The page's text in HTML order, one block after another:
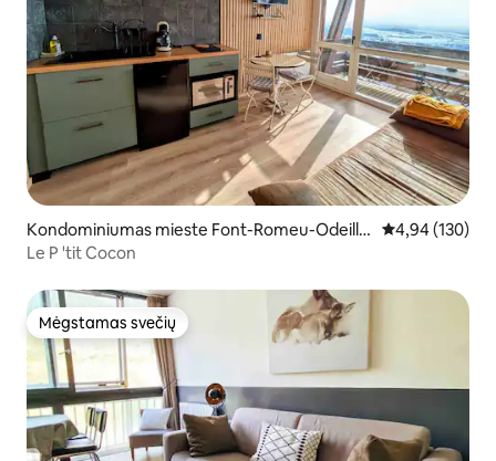
Kondominiumas mieste Font-Romeu-Odeillo
-Via
Vidutinis
4,94 (130)
Le P 'tit Cocon
Mėgstamas svečių
Mėgstamas svečių